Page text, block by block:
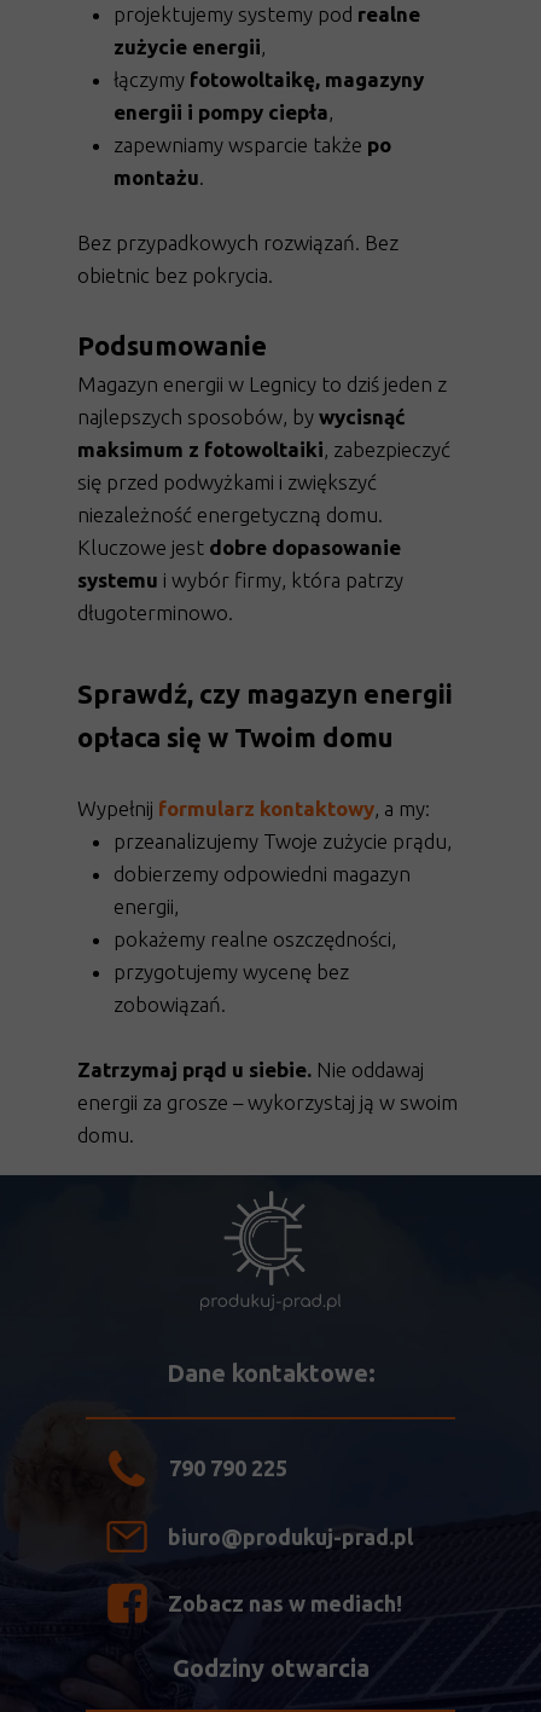
projektujemy systemy pod realne
zużycie energii,
łączymy fotowoltaikę, magazyny
energii i pompy ciepła,
zapewniamy wsparcie także po
montażu.
Bez przypadkowych rozwiązań. Bez
obietnic bez pokrycia.
Podsumowanie
Magazyn energii w Legnicy to dziś jeden z
najlepszych sposobów, by wycisnąć
maksimum z fotowoltaiki, zabezpieczyć
się przed podwyżkami i zwiększyć
niezależność energetyczną domu.
Kluczowe jest dobre dopasowanie
systemu i wybór firmy, która patrzy
długoterminowo.
Sprawdź, czy magazyn energii
opłaca się w Twoim domu
Wypełnij formularz kontaktowy, a my:
przeanalizujemy Twoje zużycie prądu,
dobierzemy odpowiedni magazyn
energii,
pokażemy realne oszczędności,
przygotujemy wycenę bez
zobowiązań.
Zatrzymaj prąd u siebie. Nie oddawaj
energii za grosze – wykorzystaj ją w swoim
domu.
Zobacz nas w mediach!
biuro@produkuj-prad.pl
790 790 225
Dane kontaktowe:
Godziny otwarcia